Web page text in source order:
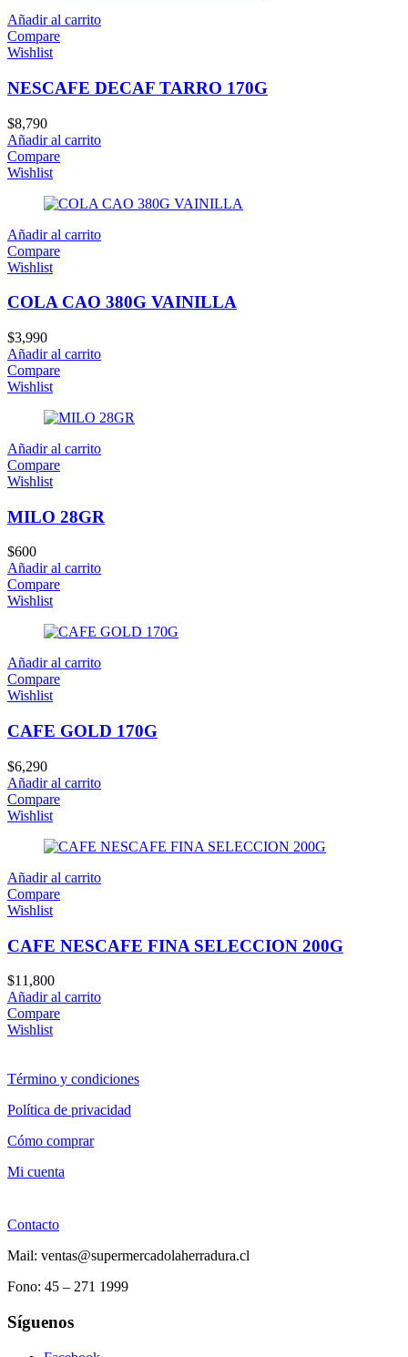
Añadir al carrito
Compare
Wishlist
NESCAFE DECAF TARRO 170G
$8,790
Añadir al carrito
Compare
Wishlist
Añadir al carrito
Compare
Wishlist
COLA CAO 380G VAINILLA
$3,990
Añadir al carrito
Compare
Wishlist
Añadir al carrito
Compare
Wishlist
MILO 28GR
$600
Añadir al carrito
Compare
Wishlist
Añadir al carrito
Compare
Wishlist
CAFE GOLD 170G
$6,290
Añadir al carrito
Compare
Wishlist
Añadir al carrito
Compare
Wishlist
CAFE NESCAFE FINA SELECCION 200G
$11,800
Añadir al carrito
Compare
Wishlist
Término y condiciones
Política de privacidad
Cómo comprar
Mi cuenta
Contacto
Mail: ventas@supermercadolaherradura.cl
Fono: 45 – 271 1999
Síguenos